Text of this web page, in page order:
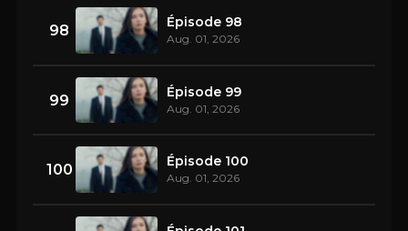
98 Épisode 98
Aug. 01, 2026
99 Épisode 99
Aug. 01, 2026
100 Épisode 100
Aug. 01, 2026